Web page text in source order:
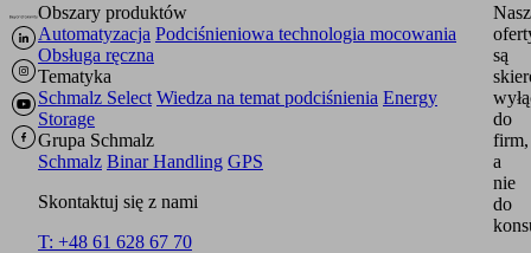
Obszary produktów
Automatyzacja Podciśnieniowa technologia mocowania
Obsługa ręczna
Tematyka
Schmalz Select Wiedza na temat podciśnienia Energy
Storage
Grupa Schmalz
Schmalz Binar Handling GPS
Skontaktuj się z nami
T: +48 61 628 67 70
są
do
firm,
a
nie
do